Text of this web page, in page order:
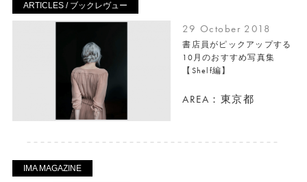
ARTICLES / ブックレヴュー
29 October 2018
書店員がピックアップする
10月のおすすめ写真集
【Shelf編】
AREA：東京都
IMA MAGAZINE